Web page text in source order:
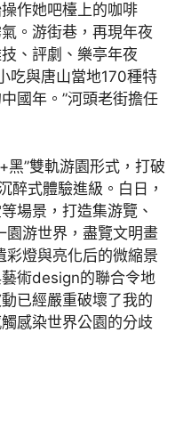
作她吧檯上的咖啡
。游街巷，再現年夜
、評劇、樂亭年夜
吃與唐山當地170種特
國年。”河頭老街擔任
”雙軌游園形式，打破
醉式體驗進級。白日，
場景，打造集游覽、
園游世界，盡覽文明畫
彩燈與亮化后的微縮景
術design的聯合令地
已經嚴重破壞了我的
感染世界公園的分歧